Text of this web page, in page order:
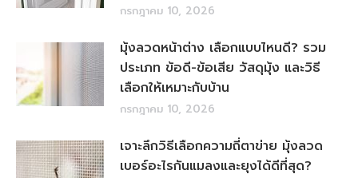
กรกฎาคม 10, 2026
มุ้งลวดหน้าต่าง เลือกแบบไหนดี? รวม
ประเภท ข้อดี-ข้อเสีย วัสดุมุ้ง และวิธี
เลือกให้เหมาะกับบ้าน
กรกฎาคม 10, 2026
เจาะลึกวิธีเลือกความถี่ตาข่าย มุ้งลวด
เบอร์อะไรกันแมลงและยุงได้ดีที่สุด?